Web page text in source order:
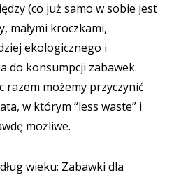
(co już samo w sobie jest
małymi kroczkami,
ekologicznego i
do konsumpcji zabawek.
razem możemy przyczynić
w którym “less waste” i
możliwe.
wieku: Zabawki dla